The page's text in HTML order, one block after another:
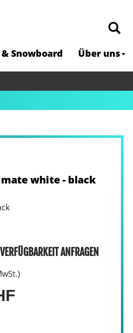
Snowboard Über uns
white - black
ANFRAGEN